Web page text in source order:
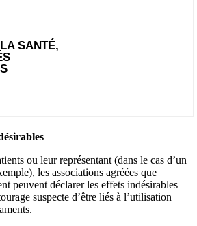
ou leur représentant (dans le cas d’un
les associations agréées que
peuvent déclarer les effets indésirables
suspecte d’être liés à l’utilisation